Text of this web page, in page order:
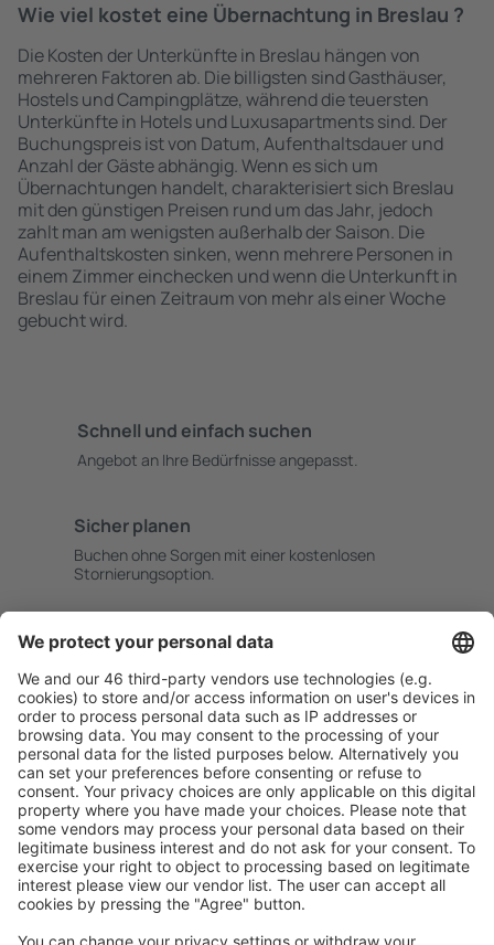
Wie viel kostet eine Übernachtung in Breslau ?
Die Kosten der Unterkünfte in Breslau hängen von
mehreren Faktoren ab. Die billigsten sind Gasthäuser,
Hostels und Campingplätze, während die teuersten
Unterkünfte in Hotels und Luxusapartments sind. Der
Buchungspreis ist von Datum, Aufenthaltsdauer und
Anzahl der Gäste abhängig. Wenn es sich um
Übernachtungen handelt, charakterisiert sich Breslau
mit den günstigen Preisen rund um das Jahr, jedoch
zahlt man am wenigsten außerhalb der Saison. Die
Aufenthaltskosten sinken, wenn mehrere Personen in
einem Zimmer einchecken und wenn die Unterkunft in
Breslau für einen Zeitraum von mehr als einer Woche
gebucht wird.
Schnell und einfach suchen
Angebot an Ihre Bedürfnisse angepasst.
Sicher planen
Buchen ohne Sorgen mit einer kostenlosen
Stornierungsoption.
Attraktive Preise und Spezialangebote für eingeloggte
Benutzer.
Unterkünfte, die Sie mögen
Wählen Sie aus über 1,3 Millionen Unterkünften: Hotels,
Hütten, Apartments und andere.
Meist gesuchte Unterkünfte von eSky Nutzern
Unterkünfte in Polen - Beliebte Städte